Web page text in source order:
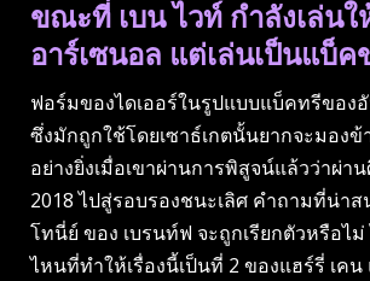
ขณะที่ เบน ไวท์ กำลังเล่นใ
อาร์เซนอล แต่เล่นเป็นแบ็ค
ฟอร์มของไดเออร์ในรูปแบบแบ็คทรีของ
ซึ่งมักถูกใช้โดยเซาธ์เกตนั้นยากจะมองข้
อย่างยิ่งเมื่อเขาผ่านการพิสูจน์แล้วว่าผ่า
2018 ไปสู่รอบรองชนะเลิศ คำถามที่น่า
โทนี่ย์ ของ เบรนท์ฟ จะถูกเรียกตัวหรือไ
ไหนที่ทำให้เรื่องนี้เป็นที่ 2 ของแฮร์รี่ เค